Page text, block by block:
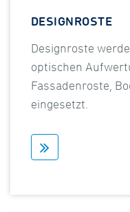
DESIGNROSTE
Designroste
optischen
Fassadenroste,
eingesetzt.